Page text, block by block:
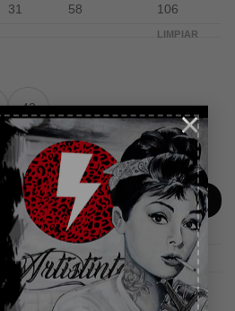
tu cupón
marcas
×
31 58 106
42
LIMPIAR
cantidad
AL CARRITO
,PRONTOMODA ROPA,